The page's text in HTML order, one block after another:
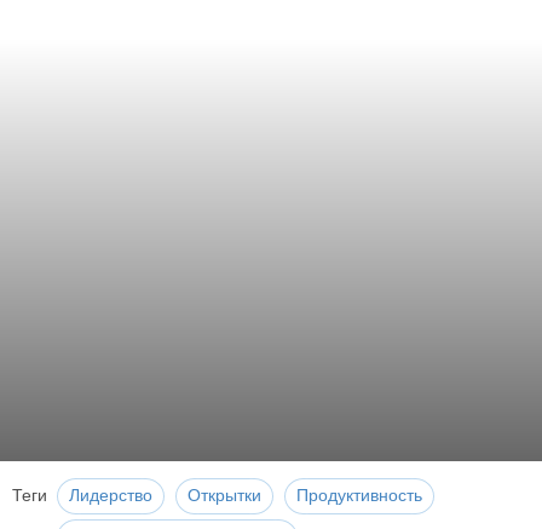
Теги Лидерство Открытки Продуктивность